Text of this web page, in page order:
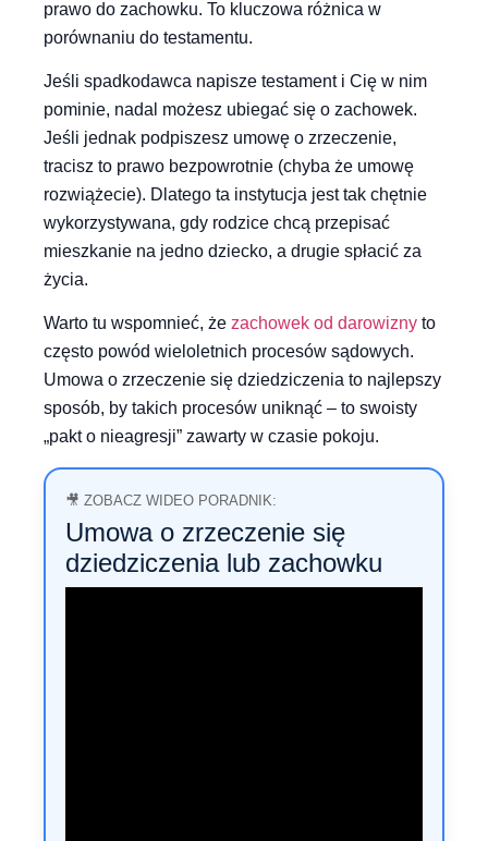
prawo do zachowku. To kluczowa różnica w
porównaniu do testamentu.
Jeśli spadkodawca napisze testament i Cię w nim
pominie, nadal możesz ubiegać się o zachowek.
Jeśli jednak podpiszesz umowę o zrzeczenie,
tracisz to prawo bezpowrotnie (chyba że umowę
rozwiążecie). Dlatego ta instytucja jest tak chętnie
wykorzystywana, gdy rodzice chcą przepisać
mieszkanie na jedno dziecko, a drugie spłacić za
życia.
Warto tu wspomnieć, że zachowek od darowizny to
często powód wieloletnich procesów sądowych.
Umowa o zrzeczenie się dziedziczenia to najlepszy
sposób, by takich procesów uniknąć – to swoisty
„pakt o nieagresji” zawarty w czasie pokoju.
🎥 ZOBACZ WIDEO PORADNIK:
Umowa o zrzeczenie się
dziedziczenia lub zachowku